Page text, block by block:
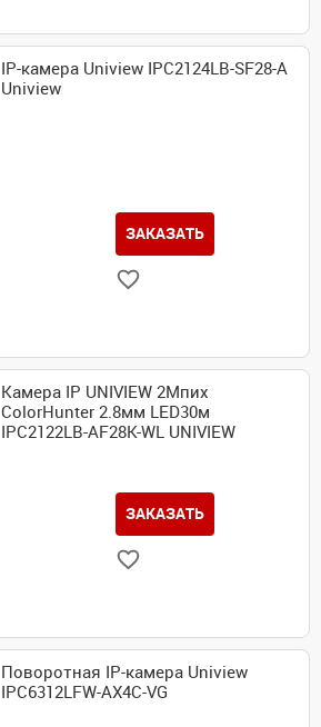
IP-камера Uniview IPC2124LB-SF28-A
Uniview
ЗАКАЗАТЬ
Камера IP UNIVIEW 2Мпих
ColorHunter 2.8мм LED30м
IPC2122LB-AF28K-WL UNIVIEW
ЗАКАЗАТЬ
Поворотная IP-камера Uniview
IPC6312LFW-AX4C-VG